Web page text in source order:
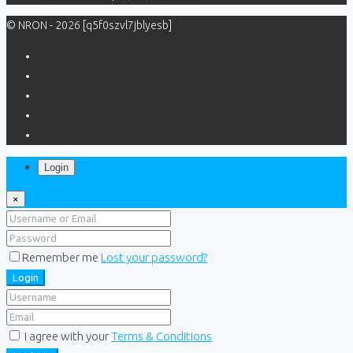
© NRON - 2026 [q5f0szvl7jblyesb]
Login
×
Remember me Lost your password?
Login
I agree with yourTerms & Conditions